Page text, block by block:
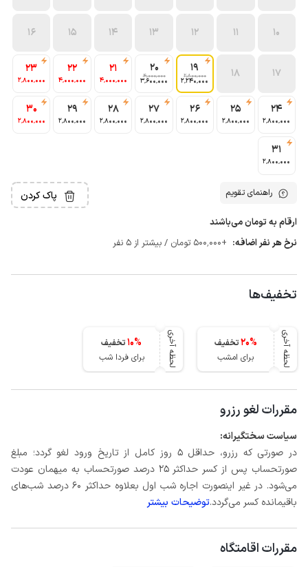
10
11
12
13
14
15
16
17
18
19
2٬800٬000
2٬240٬000
20
4٬000٬000
3٬600٬000
21
4٬000٬000
22
4٬000٬000
23
2٬800٬000
24
2٬800٬000
25
2٬800٬000
26
2٬800٬000
27
2٬800٬000
28
2٬800٬000
29
2٬800٬000
30
2٬800٬000
31
2٬800٬000
راهنمای تقویم پاک کردن
ارقام به تومان می‌باشند
نرخ هر نفر اضافه: +500٬000 تومان / بیشتر از 5 نفر
تخفیف‌ها
لحظه آخری 20%
تخفیف
برای امشب
لحظه آخری 10%
تخفیف
برای فردا شب
مقررات لغو رزرو
سیاست سختگیرانه:
در صورتی که رزرو، حداقل 5 روز کامل از تاریخ ورود لغو گردد؛ مبلغ
صورتحساب پس از کسر حداکثر 25 درصد صورتحساب به میهمان عودت
می‌شود. در غیر اینصورت اجاره شب اول بعلاوه حداکثر 60 درصد شب‌های
باقیمانده کسر می‌گردد.توضیحات بیشتر
مقررات اقامتگاه